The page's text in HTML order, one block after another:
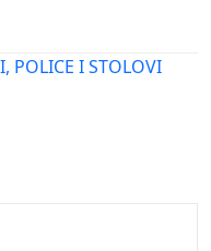
POLICE I STOLOVI